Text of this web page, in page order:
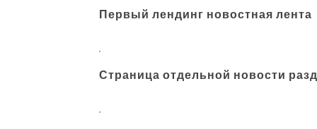
Первый лендинг новостная лента
Страница отдельной новости